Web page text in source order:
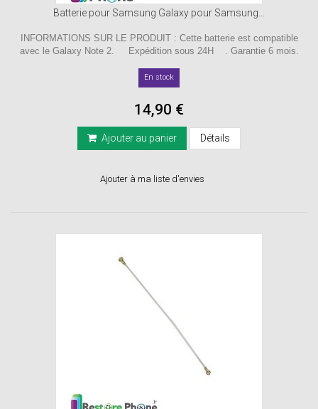
Batterie pour Samsung Galaxy pour Samsung...
INFORMATIONS SUR LE PRODUIT : Cette batterie est compatible
avec le Galaxy Note 2. Expédition sous 24H . Garantie 6 mois.
En stock
14,90 €
Ajouter au panier Détails
Ajouter à ma liste d'envies